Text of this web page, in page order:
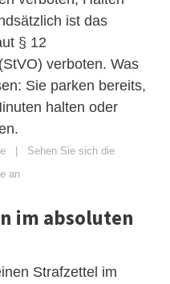
ist das
§ 12
verboten. Was
Sie parken bereits,
halten oder
| Sehen Sie sich die
an
im absoluten
Strafzettel im